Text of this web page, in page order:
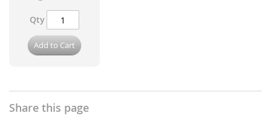
Qty
Add to Cart
Share this page